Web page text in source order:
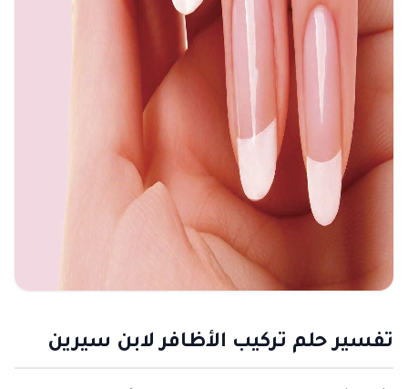
تفسير حلم تركيب الأظافر لابن سيرين